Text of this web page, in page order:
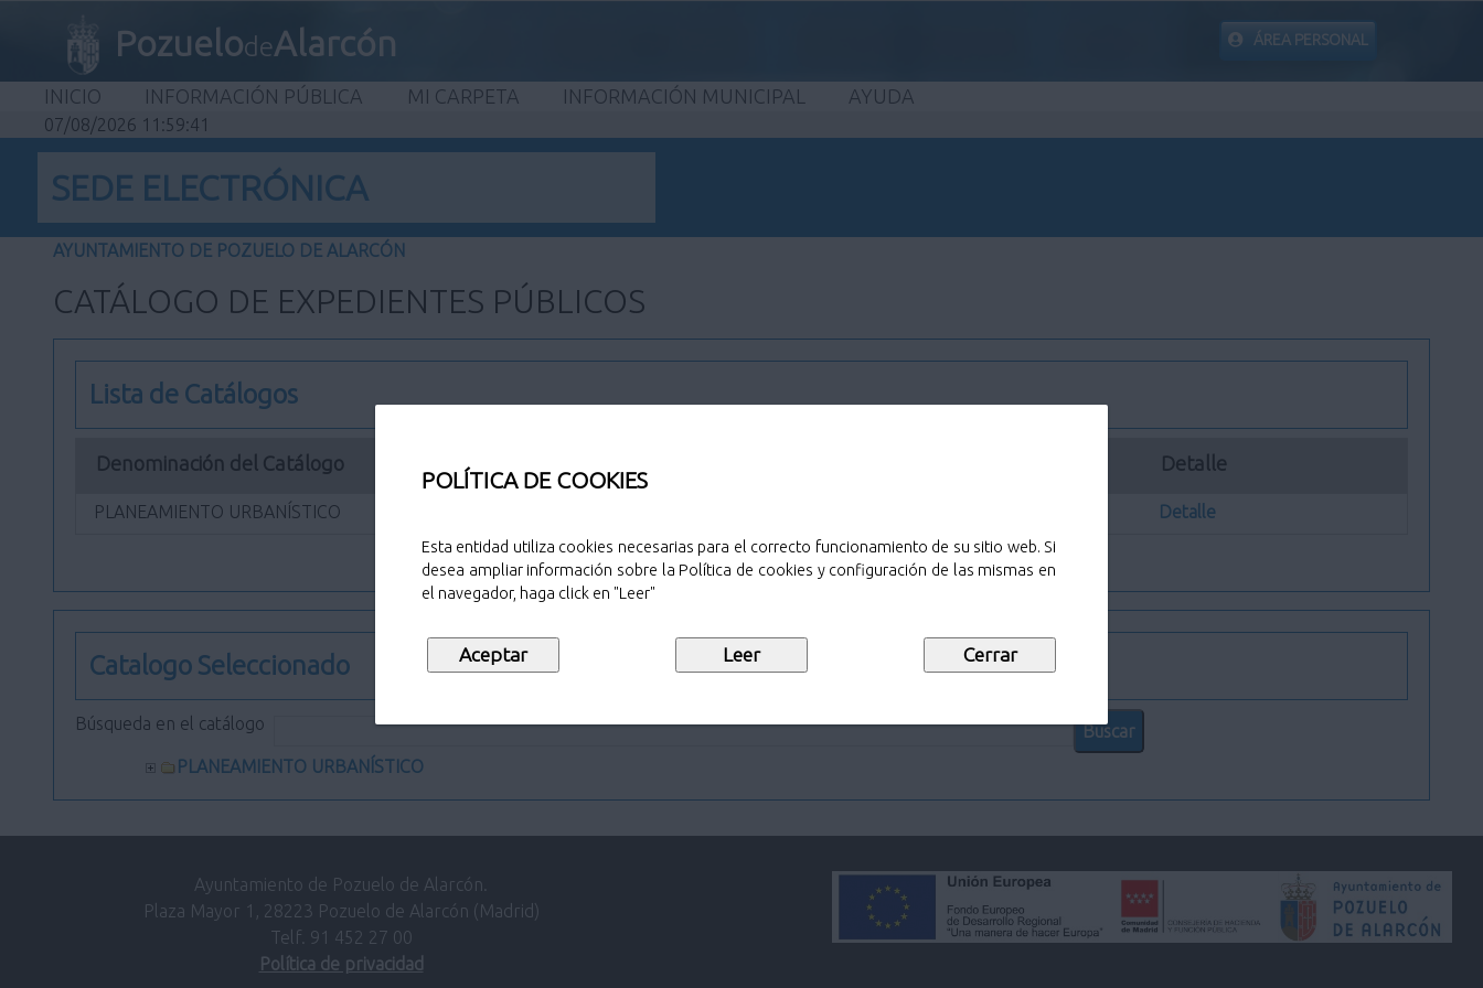
POLÍTICA DE COOKIES
Esta entidad utiliza cookies necesarias para el correcto funcionamiento de su sitio web. Si
desea ampliar información sobre la Política de cookies y configuración de las mismas en
el navegador, haga click en "Leer"
PozuelodeAlarcón ÁREA PERSONAL
INICIO INFORMACIÓN PÚBLICA MI CARPETA INFORMACIÓN MUNICIPAL AYUDA
07/08/2026 11:59:41
SEDE ELECTRÓNICA
AYUNTAMIENTO DE POZUELO DE ALARCÓN
CATÁLOGO DE EXPEDIENTES PÚBLICOS
Lista de Catálogos
Denominación del Catálogo Detalle
PLANEAMIENTO URBANÍSTICO Detalle
Catalogo Seleccionado
Búsqueda en el catálogo
PLANEAMIENTO URBANÍSTICO
Ayuntamiento de Pozuelo de Alarcón.
Plaza Mayor 1, 28223 Pozuelo de Alarcón (Madrid)
Telf. 91 452 27 00
Política de privacidad